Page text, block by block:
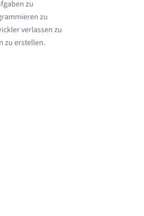
zu
zu
verlassen zu
zu erstellen.